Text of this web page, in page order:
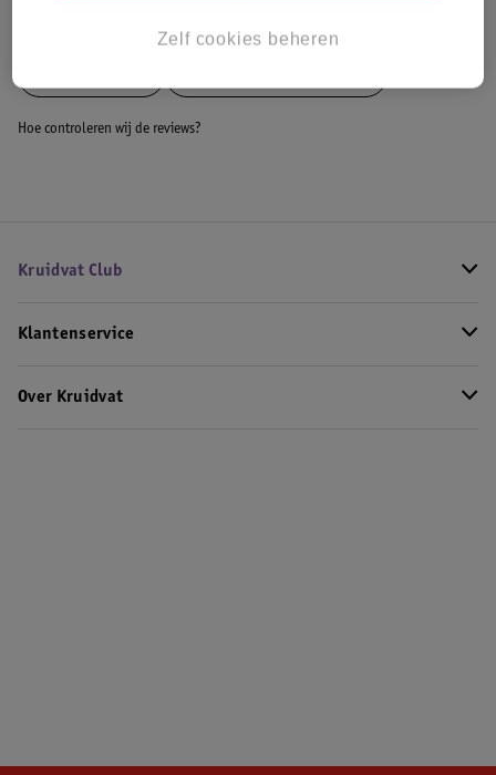
Hoe controleren wij de reviews?
Kruidvat Club
Klantenservice
Over Kruidvat
Zelf cookies beheren